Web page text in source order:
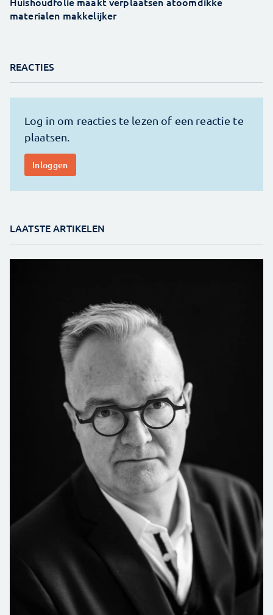
materialen makkelijker
REACTIES
LAATSTE ARTIKELEN